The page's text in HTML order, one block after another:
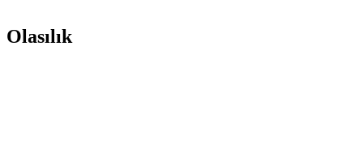
Olasılık